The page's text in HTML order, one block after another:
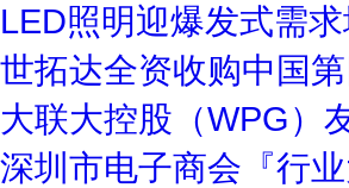
LED照明迎爆发式需
世拓达全资收购中国
大联大控股（WPG）
深圳市电子商会『行